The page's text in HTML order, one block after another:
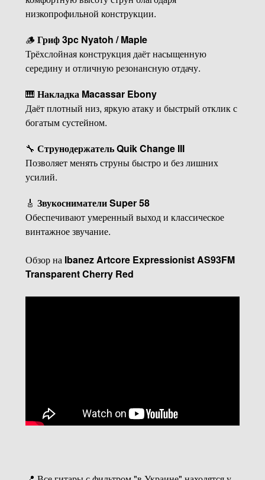
низкопрофильной конструкции.
🪵Гриф 3pc Nyatoh / Maple
Трёхслойная конструкция даёт насыщенную
середину и отличную резонансную отдачу.
🎹 Накладка Macassar Ebony
Даёт плотный низ, яркую атаку и быстрый отклик с
богатым сустейном.
🔧 Струнодержатель Quik Change III
Позволяет менять струны быстро и без лишних
усилий.
🎸 Звукосниматели Super 58
Обеспечивают умеренный выход и классическое
винтажное звучание.
Обзор на Ibanez Artcore Expressionist AS93FM
Transparent Cherry Red